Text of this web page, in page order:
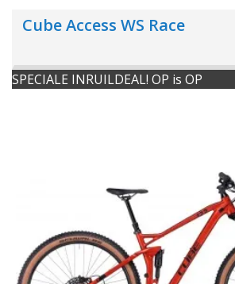
Cube Access WS Race
SPECIALE INRUILDEAL! OP is OP